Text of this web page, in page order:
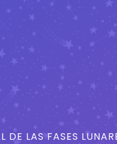
DE LAS FASES